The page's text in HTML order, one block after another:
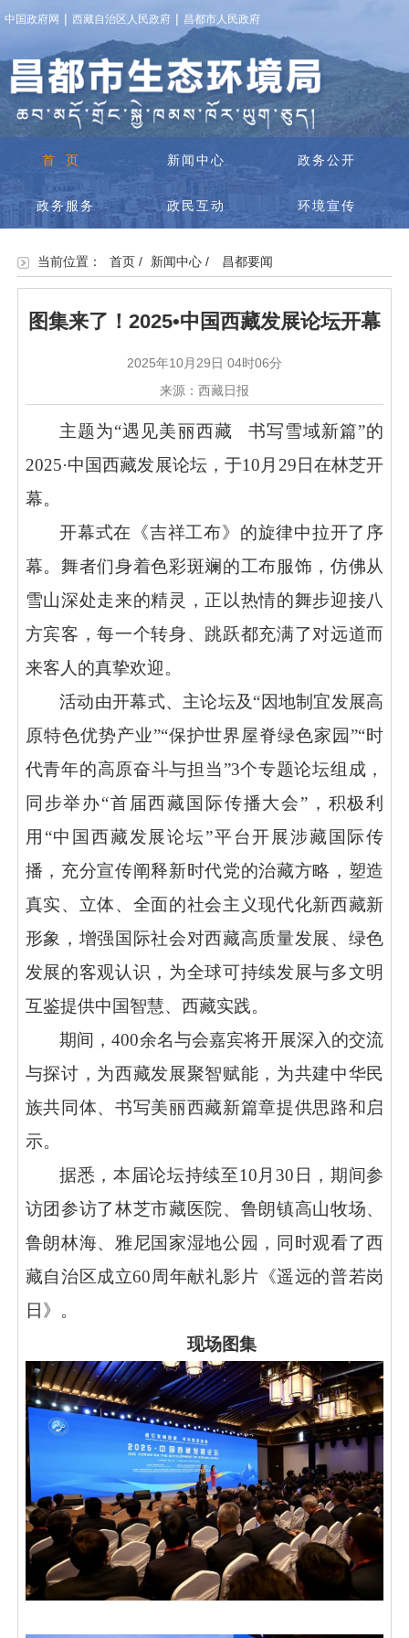
中国政府网 | 西藏自治区人民政府 | 昌都市人民政府
首页 新闻中心 政务公开
政务服务 政民互动 环境宣传
当前位置： 首页/ 新闻中心/ 昌都要闻
图集来了！2025•中国西藏发展论坛开幕
2025年10月29日 04时06分
来源：西藏日报
主题为“遇见美丽西藏 书写雪域新篇”的
2025·中国西藏发展论坛，于10月29日在林芝开
幕。
开幕式在《吉祥工布》的旋律中拉开了序
幕。舞者们身着色彩斑斓的工布服饰，仿佛从
雪山深处走来的精灵，正以热情的舞步迎接八
方宾客，每一个转身、跳跃都充满了对远道而
来客人的真挚欢迎。
活动由开幕式、主论坛及“因地制宜发展高
原特色优势产业”“保护世界屋脊绿色家园”“时
代青年的高原奋斗与担当”3个专题论坛组成，
同步举办“首届西藏国际传播大会”，积极利
用“中国西藏发展论坛”平台开展涉藏国际传
播，充分宣传阐释新时代党的治藏方略，塑造
真实、立体、全面的社会主义现代化新西藏新
形象，增强国际社会对西藏高质量发展、绿色
发展的客观认识，为全球可持续发展与多文明
互鉴提供中国智慧、西藏实践。
期间，400余名与会嘉宾将开展深入的交流
与探讨，为西藏发展聚智赋能，为共建中华民
族共同体、书写美丽西藏新篇章提供思路和启
示。
据悉，本届论坛持续至10月30日，期间参
访团参访了林芝市藏医院、鲁朗镇高山牧场、
鲁朗林海、雅尼国家湿地公园，同时观看了西
藏自治区成立60周年献礼影片《遥远的普若岗
日》。
现场图集